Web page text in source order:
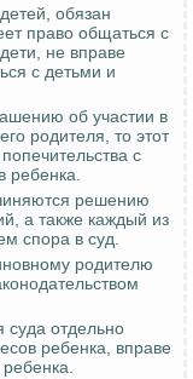
обязан
право общаться с
не вправе
с детьми и
об участии в
родителя, то этот
с
ребенка.
решению
а также каждый из
спора в суд.
родителю
отдельно
ребенка, вправе